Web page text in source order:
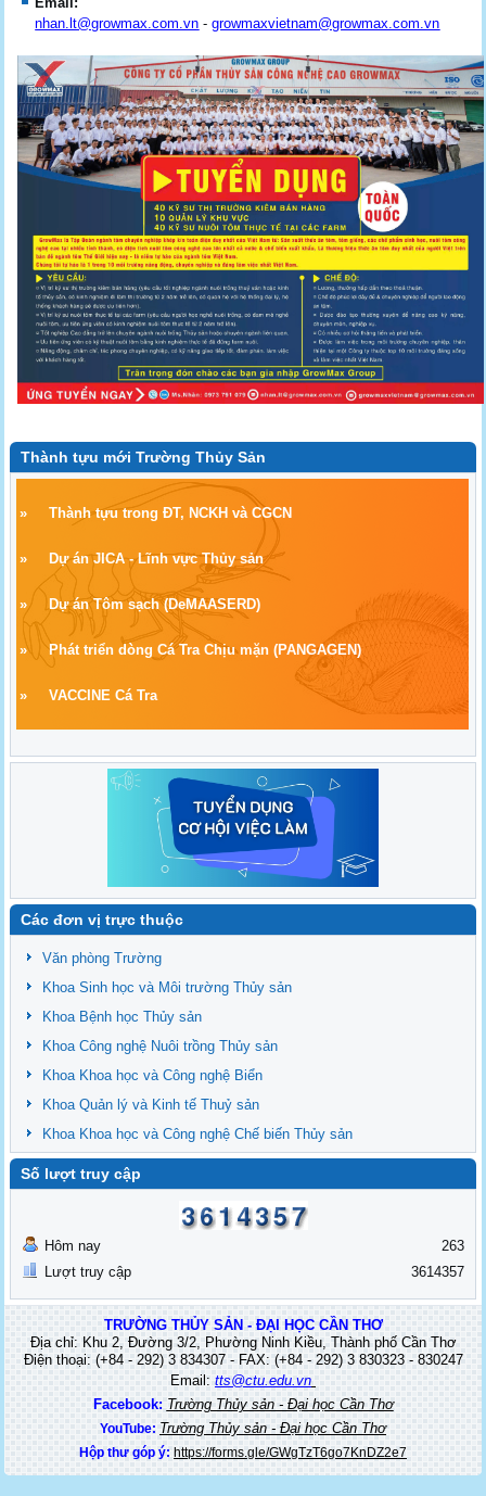
nhan.lt@growmax.com.vn -growmaxvietnam@growmax.com.vn
Thành tựu mới Trường Thủy Sản
» Thành tựu trong ĐT, NCKH và CGCN
» Dự án JICA - Lĩnh vực Thủy sản
» Dự án Tôm sạch(DeMAASERD)
» Phát triển dòng Cá Tra Chịu mặn (PANGAGEN)
» VACCINE Cá Tra
Các đơn vị trực thuộc
Văn phòng Trường
Khoa Sinh học và Môi trường Thủy sản
Khoa Bệnh học Thủy sản
Khoa Công nghệ Nuôi trồng Thủy sản
Khoa Khoa học và Công nghệ Biển
Khoa Quản lý và Kinh tế Thuỷ sản
Khoa Khoa học và Công nghệ Chế biến Thủy sản
Số lượt truy cập
Hôm nay
Lượt truy cập
263
3614357
TRƯỜNG THỦY SẢN - ĐẠI HỌC CẦN THƠ
Địa chỉ: Khu 2, Đường 3/2, Phường Ninh Kiều, Thành phố Cần Thơ
Điện thoại: (+84 - 292) 3 834307 - FAX: (+84 - 292) 3 830323 - 830247
Email: tts@ctu.edu.vn
Facebook: Trường Thủy sản - Đại học Cần Thơ
YouTube: Trường Thủy sản - Đại học Cần Thơ
Hộp thư góp ý: https://forms.gle/GWgTzT6go7KnDZ2e7